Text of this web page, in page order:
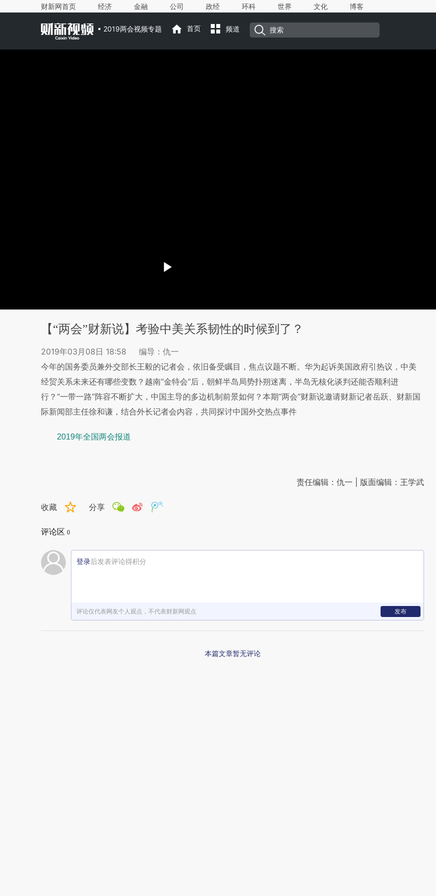
财新网首页 经济 金融 公司 政经 环科 世界 文化 博客
2019两会视频专题 首页 频道
【“两会”财新说】考验中美关系韧性的时候到了？
2019年03月08日 18:58
编导：仇一
今年的国务委员兼外交部长王毅的记者会，依旧备受瞩目，焦点议题不断。华为起诉美国政府引热议，中美
经贸关系未来还有哪些变数？越南“金特会”后，朝鲜半岛局势扑朔迷离，半岛无核化谈判还能否顺利进
行？“一带一路”阵容不断扩大，中国主导的多边机制前景如何？本期“两会”财新说邀请财新记者岳跃、财新国
际新闻部主任徐和谦，结合外长记者会内容，共同探讨中国外交热点事件
2019年全国两会报道
责任编辑：仇一 | 版面编辑：王学武
收藏 分享
评论区 0
登录后发表评论得积分
评论仅代表网友个人观点，不代表财新网观点 发布
本篇文章暂无评论